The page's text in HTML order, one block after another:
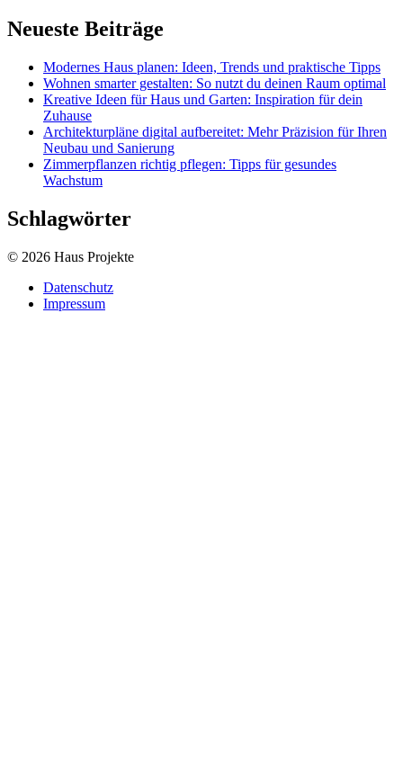
Neueste Beiträge
Modernes Haus planen: Ideen, Trends und praktische Tipps
Wohnen smarter gestalten: So nutzt du deinen Raum optimal
Kreative Ideen für Haus und Garten: Inspiration für dein
Zuhause
Architekturpläne digital aufbereitet: Mehr Präzision für Ihren
Neubau und Sanierung
Zimmerpflanzen richtig pflegen: Tipps für gesundes
Wachstum
Schlagwörter
© 2026 Haus Projekte
Datenschutz
Impressum